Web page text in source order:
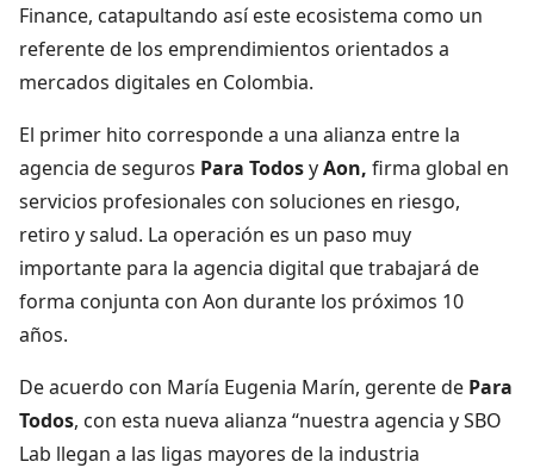
Finance, catapultando así este ecosistema como un
referente de los emprendimientos orientados a
mercados digitales en Colombia.
El primer hito corresponde a una alianza entre la
agencia de seguros Para TodosyAon, firma global en
servicios profesionales con soluciones en riesgo,
retiro y salud. La operación es un paso muy
importante para la agencia digital que trabajará de
forma conjunta con Aon durante los próximos 10
años.
De acuerdo con María Eugenia Marín, gerente de Para
Todos, con esta nueva alianza “nuestra agencia y SBO
Lab llegan a las ligas mayores de la industria